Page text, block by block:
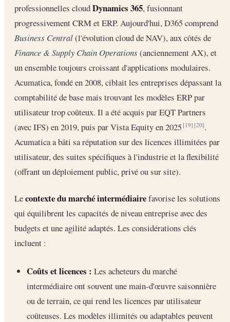
professionnelles cloudDynamics 365, fusionnant
progressivement CRM et ERP. Aujourd'hui, D365 comprend
Business Central(l'évolution cloud de NAV), aux côtés de
Finance & Supply Chain Operations (anciennement AX), et
un ensemble toujours croissant d'applications modulaires.
Acumatica, fondé en 2008, ciblait les entreprises dépassant la
comptabilité de base mais trouvant les modèles ERP par
utilisateur trop coûteux. Il a été acquis par EQT Partners
(avec IFS) en 2019, puis par Vista Equity en 2025[19] [20].
Acumatica a bâti sa réputation sur des licences illimitées par
utilisateur, des suites spécifiques à l'industrie et la flexibilité
(offrant un déploiement public, privé ou sur site).
Lecontexte du marché intermédiairefavorise les solutions
qui équilibrent les capacités de niveau entreprise avec des
budgets et une agilité adaptés. Les considérations clés
incluent :
Coûts et licences : Les acheteurs du marché
intermédiaire ont souvent une main-d'œuvre saisonnière
ou de terrain, ce qui rend les licences par utilisateur
coûteuses. Les modèles illimités ou adaptables peuvent